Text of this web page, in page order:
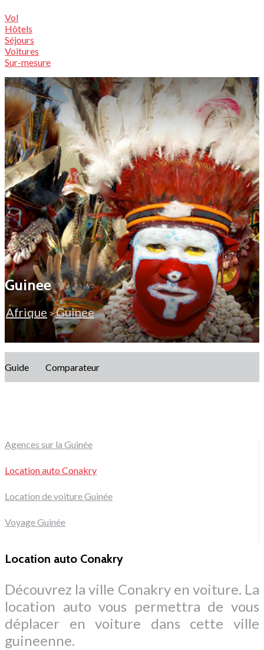
Vol
Hôtels
Séjours
Voitures
Sur-mesure
Guinee
Afrique >Guinee
Guide Comparateur
Agences sur la Guinée
Location auto Conakry
Location de voiture Guinée
Voyage Guinée
Location auto Conakry
Découvrez la ville Conakry en voiture. La
location auto vous permettra de vous
déplacer en voiture dans cette ville
guineenne.